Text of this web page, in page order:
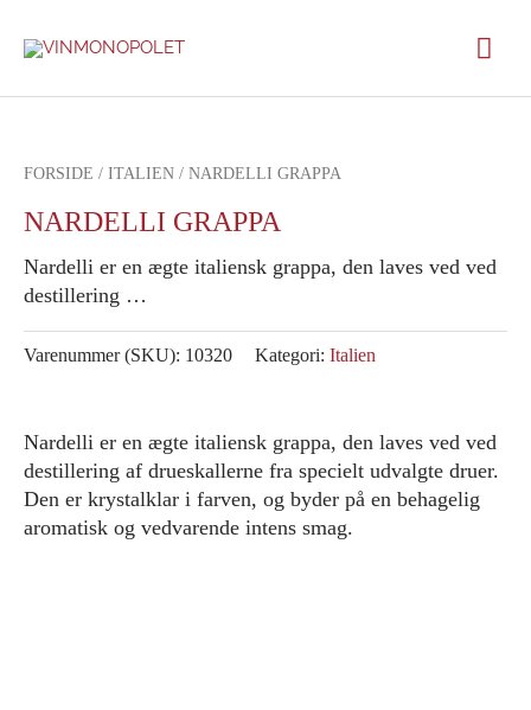
FORSIDE / ITALIEN / NARDELLI GRAPPA
NARDELLI GRAPPA
Nardelli er en ægte italiensk grappa, den laves ved ved
destillering …
Varenummer (SKU): 10320 Kategori: Italien
Nardelli er en ægte italiensk grappa, den laves ved ved
destillering af drueskallerne fra specielt udvalgte druer.
Den er krystalklar i farven, og byder på en behagelig
aromatisk og vedvarende intens smag.